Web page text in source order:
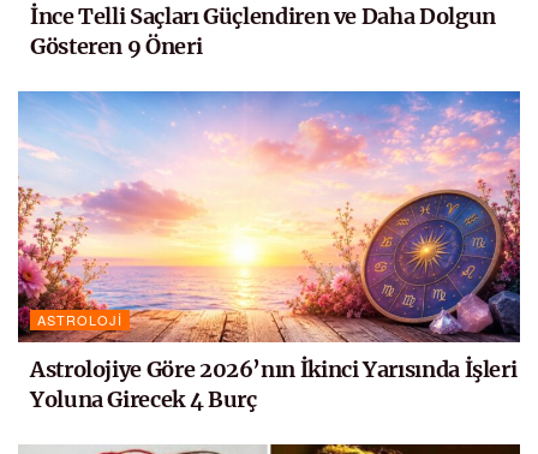
İnce Telli Saçları Güçlendiren ve Daha Dolgun
Gösteren 9 Öneri
ASTROLOJI
Astrolojiye Göre 2026’nın İkinci Yarısında İşleri
Yoluna Girecek 4 Burç